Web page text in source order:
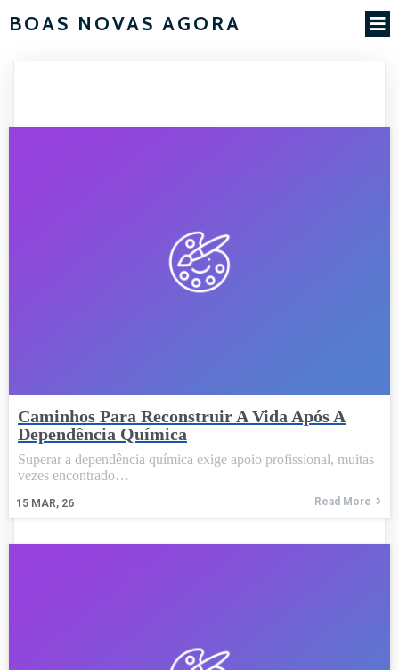
BOAS NOVAS AGORA
Caminhos Para Reconstruir A Vida Após A
Dependência Química
15 MAR, 26
Superar a dependência química exige apoio profissional, muitas
vezes encontrado…
Read More